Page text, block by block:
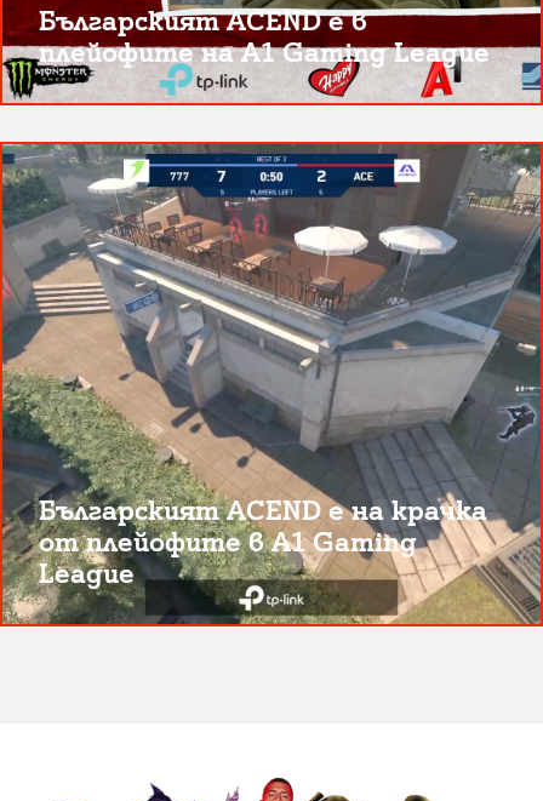
Българският ACEND е в
плейофите на A1 Gaming League
Българският ACEND е на крачка
от плейофите в A1 Gaming
League